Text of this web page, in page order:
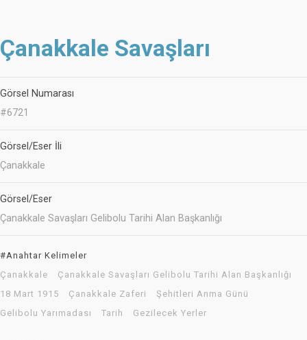
Çanakkale Savaşları
Görsel Numarası
#6721
Görsel/Eser İli
Çanakkale
Görsel/Eser
Çanakkale Savaşları Gelibolu Tarihi Alan Başkanlığı
#Anahtar Kelimeler
Çanakkale
Çanakkale Savaşları Gelibolu Tarihi Alan Başkanlığı
18 Mart 1915
Çanakkale Zaferi
Şehitleri Anma Günü
Gelibolu Yarımadası
Tarih Gezilecek Yerler